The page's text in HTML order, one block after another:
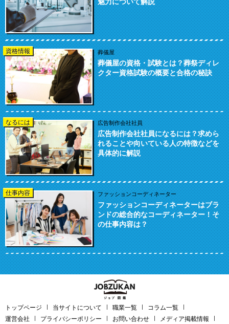
魅力について解説
資格情報 葬儀屋
葬儀屋の資格・試験とは？葬祭ディレ
クター資格試験の概要と合格の秘訣
なるには 広告制作会社社員
広告制作会社社員になるには？求めら
れることや向いている人の特徴などを
具体的に解説
仕事内容 ファッションコーディネーター
ファッションコーディネーターはブラ
ンドの総合的なコーディネーター！そ
の仕事内容は？
トップページ 当サイトについて 職業一覧
コラム一覧
運営会社
プライバシーポリシー お問い合わせ メディア掲載情報